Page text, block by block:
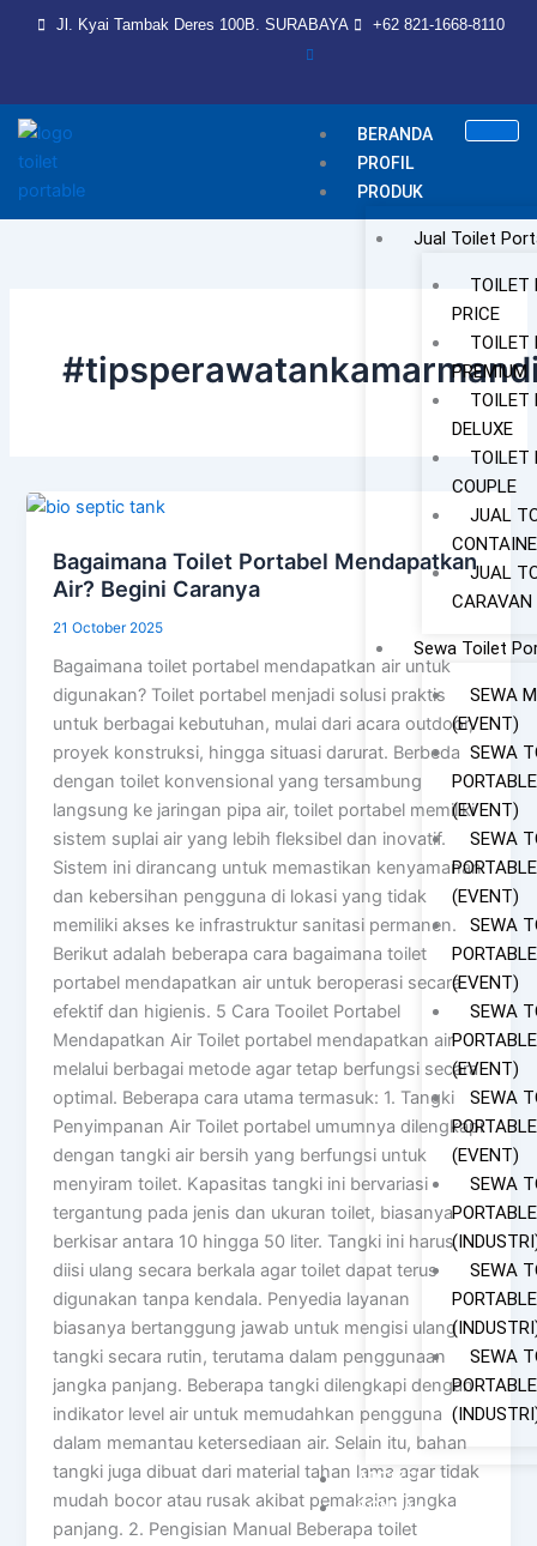
Jl. Kyai Tambak Deres 100B. SURABAYA +62 821-1668-8110
BERANDA
PROFIL
PRODUK
Jual Toilet
TOILET
PRICE
TOILET
PREMIUM
TOILET
DELUXE
TOILET
COUPLE
JUAL
JUAL
CARAVAN
Sewa Toilet
SEWA
(EVENT)
SEWA
(EVENT)
SEWA
(EVENT)
SEWA
(EVENT)
SEWA
(EVENT)
SEWA
(EVENT)
SEWA
SEWA
SEWA
ARTIKEL
KONTAK
Bagaimana Toilet Portabel Mendapatkan
Air? Begini Caranya
21 October 2025
Bagaimana toilet portabel mendapatkan air untuk
digunakan? Toilet portabel menjadi solusi praktis
untuk berbagai kebutuhan, mulai dari acara outdoor,
proyek konstruksi, hingga situasi darurat. Berbeda
dengan toilet konvensional yang tersambung
langsung ke jaringan pipa air, toilet portabel memiliki
sistem suplai air yang lebih fleksibel dan inovatif.
Sistem ini dirancang untuk memastikan kenyamanan
dan kebersihan pengguna di lokasi yang tidak
memiliki akses ke infrastruktur sanitasi permanen.
Berikut adalah beberapa cara bagaimana toilet
portabel mendapatkan air untuk beroperasi secara
efektif dan higienis. 5 Cara Tooilet Portabel
Mendapatkan Air Toilet portabel mendapatkan air
melalui berbagai metode agar tetap berfungsi secara
optimal. Beberapa cara utama termasuk: 1. Tangki
Penyimpanan Air Toilet portabel umumnya dilengkapi
dengan tangki air bersih yang berfungsi untuk
menyiram toilet. Kapasitas tangki ini bervariasi
tergantung pada jenis dan ukuran toilet, biasanya
berkisar antara 10 hingga 50 liter. Tangki ini harus
diisi ulang secara berkala agar toilet dapat terus
digunakan tanpa kendala. Penyedia layanan
biasanya bertanggung jawab untuk mengisi ulang
tangki secara rutin, terutama dalam penggunaan
jangka panjang. Beberapa tangki dilengkapi dengan
indikator level air untuk memudahkan pengguna
dalam memantau ketersediaan air. Selain itu, bahan
tangki juga dibuat dari material tahan lama agar tidak
mudah bocor atau rusak akibat pemakaian jangka
panjang. 2. Pengisian Manual Beberapa toilet